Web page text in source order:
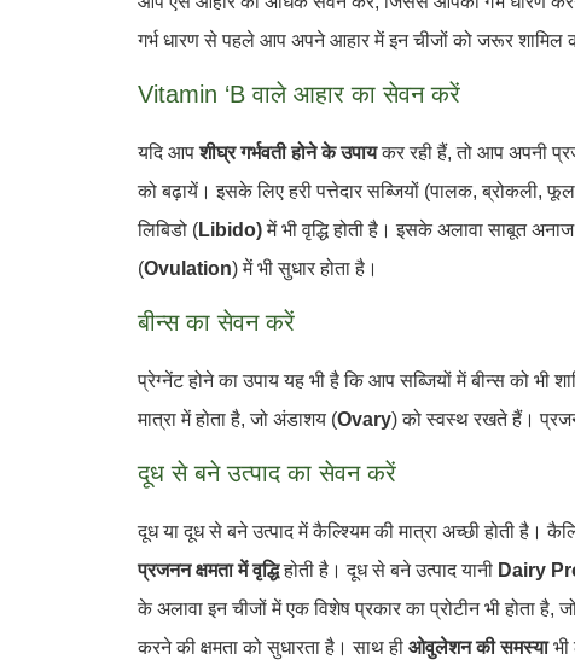
गर्भ धारण से पहले आप अपने आहार में इन चीजों को जरूर शामिल
Vitamin ‘B वाले आहार का सेवन करें
यदि आपशीघ्र गर्भवती होने के उपायकर रही हैं, तो आप अपनी
को बढ़ायें। इसके लिए हरी पत्तेदार सब्जियों (पालक, ब्रोकली,
लिबिडो (Libido)में भी वृद्धि होती है। इसके अलावा साबूत
(Ovulation) में भी सुधार होता है।
बीन्स का सेवन करें
प्रेग्नेंट होने का उपाय यह भी है कि आप सब्जियों में बीन्स को भी
मात्रा में होता है, जो अंडाशय (Ovary) को स्वस्थ रखते हैं।
दूध से बने उत्पाद का सेवन करें
दूध या दूध से बने उत्पाद में कैल्श्यिम की मात्रा अच्छी होती है।
प्रजनन क्षमता में वृद्धिहोती है। दूध से बने उत्पाद यानी Dairy
के अलावा इन चीजों में एक विशेष प्रकार का प्रोटीन भी होता
करने की क्षमता को सुधारता है। साथ ही ओवुलेशन की समस्याभी